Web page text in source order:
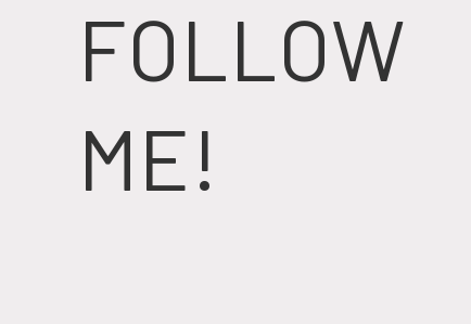
FOLLOW
ME!